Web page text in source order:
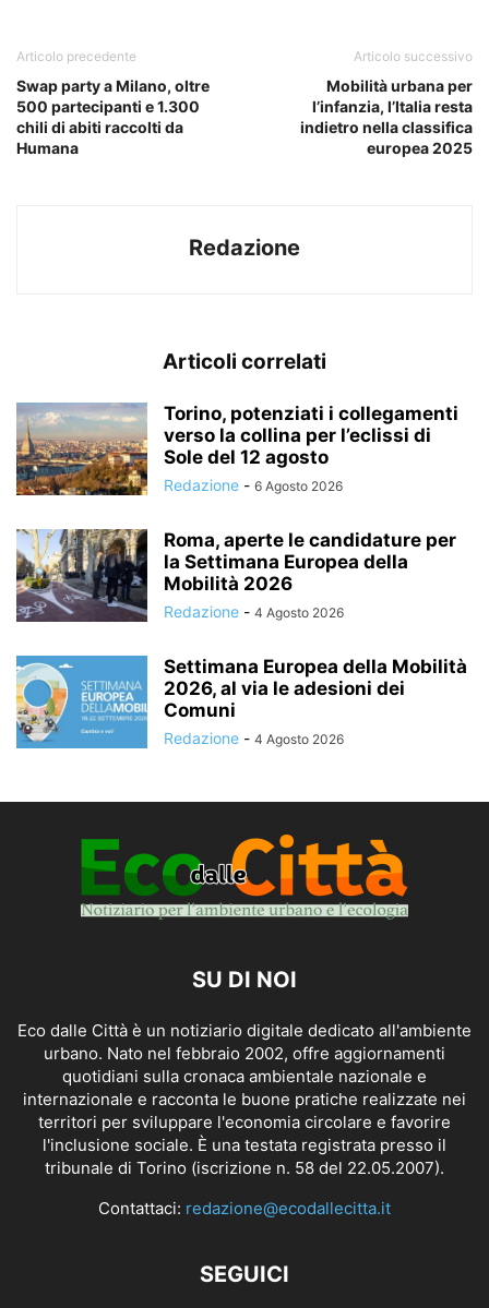
Articolo precedente
Swap party a Milano, oltre
500 partecipanti e 1.300
chili di abiti raccolti da
Humana
Articolo successivo
Mobilità urbana per
l’infanzia, l’Italia resta
indietro nella classifica
europea 2025
Redazione
Articoli correlati
Torino, potenziati i collegamenti
verso la collina per l’eclissi di
Sole del 12 agosto
Redazione - 6 Agosto 2026
Roma, aperte le candidature per
la Settimana Europea della
Mobilità 2026
Redazione - 4 Agosto 2026
Settimana Europea della Mobilità
2026, al via le adesioni dei
Comuni
Redazione - 4 Agosto 2026
SU DI NOI
Eco dalle Città è un notiziario digitale dedicato all'ambiente
urbano. Nato nel febbraio 2002, offre aggiornamenti
quotidiani sulla cronaca ambientale nazionale e
internazionale e racconta le buone pratiche realizzate nei
territori per sviluppare l'economia circolare e favorire
l'inclusione sociale. È una testata registrata presso il
tribunale di Torino (iscrizione n. 58 del 22.05.2007).
Contattaci: redazione@ecodallecitta.it
SEGUICI